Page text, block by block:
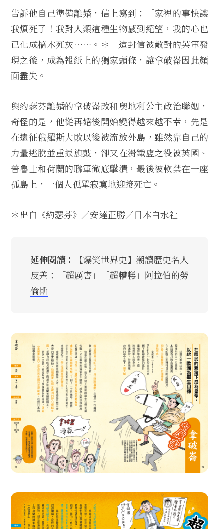
告訴他自己準備離婚，信上寫到：「家裡的事快讓
我煩死了！我對人類這種生物感到絕望，我的心也
已化成槁木死灰……。＊」這封信被敵對的英軍發
現之後，成為報紙上的獨家頭條，讓拿破崙因此顏
面盡失。
與約瑟芬離婚的拿破崙改和奧地利公主政治聯姻，
奇怪的是，他從再婚後開始變得越來越不幸，先是
在遠征俄羅斯大敗以後被流放外島，雖然靠自己的
力量逃脫並重振旗鼓，卻又在滑鐵盧之役被英國、
普魯士和荷蘭的聯軍徹底擊潰，最後被軟禁在一座
孤島上，一個人孤單寂寞地迎接死亡。
＊出自《約瑟芬》／安達正勝／日本白水社
延伸閱讀：
【爆笑世界史】潮讀歷史名人
反差：「超厲害」「超糟糕」阿拉伯的勞
倫斯